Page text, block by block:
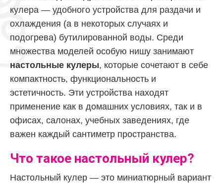
кулера — удобного устройства для раздачи и
охлаждения (а в некоторых случаях и
подогрева) бутилированной воды. Среди
множества моделей особую нишу занимают
настольные кулеры, которые сочетают в себе
компактность, функциональность и
эстетичность. Эти устройства находят
применение как в домашних условиях, так и в
офисах, салонах, учебных заведениях, где
важен каждый сантиметр пространства.
Что такое настольный кулер?
Настольный кулер — это миниатюрный вариант